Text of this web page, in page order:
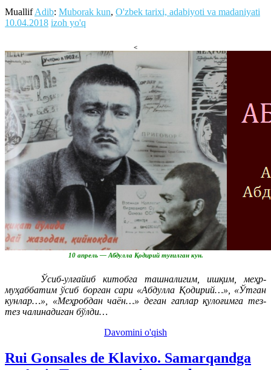
MuallifAdib: Muborak kun, O'zbek tarixi, adabiyoti va madaniyati
10.04.2018 izoh yo'q
<
10 апрель — Абдулла Қодирий туғилган кун.
Ўсиб-улғайиб китобга ташналигим, ишқим, меҳр-
муҳаббатим ўсиб борган сари «Абдулла Қодирий…», «Ўтган
кунлар…», «Меҳробдан чаён…» деган гаплар қулоғимга тез-
тез чалинадиган бўлди…
Davomini o'qish
Rui Gonsales de Klavixo. Samarqandga